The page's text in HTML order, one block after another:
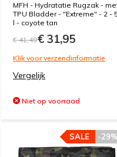
MFH - Hydratatie Rugzak -
TPU Bladder - "Extreme" - 2 -
l - coyote tan
€ 41,49€ 31,95
Klik voor verzendinformatie
Vergelijk
Niet op voorraad
-29%
SALE